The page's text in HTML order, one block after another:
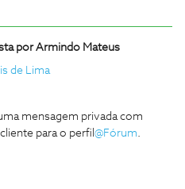
porArmindo Mateus
de Lima
mensagem privada com
para o perfil @Fórum.